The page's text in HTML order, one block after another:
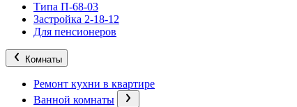
Типа П-68-03
Застройка 2-18-12
Для пенсионеров
Комнаты
Ремонт кухни в квартире
Ванной комнаты